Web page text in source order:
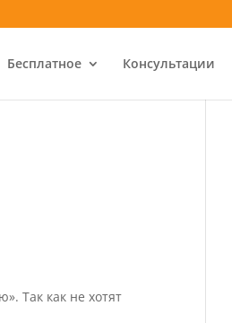
Бесплатное Консультации
Так как не хотят